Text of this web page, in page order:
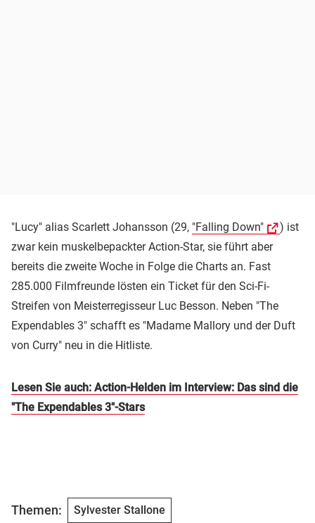
"Lucy" alias Scarlett Johansson (29, "Falling Down"
) ist
zwar kein muskelbepackter Action-Star, sie führt aber
bereits die zweite Woche in Folge die Charts an. Fast
285.000 Filmfreunde lösten ein Ticket für den Sci-Fi-
Streifen von Meisterregisseur Luc Besson. Neben "The
Expendables 3" schafft es "Madame Mallory und der Duft
von Curry" neu in die Hitliste.
Lesen Sie auch: Action-Helden im Interview: Das sind die
"The Expendables 3"-Stars
Themen: Sylvester Stallone